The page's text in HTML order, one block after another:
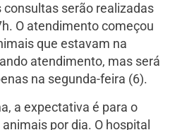
serão realizadas
O atendimento começou
que estavam na
atendimento, mas será
na segunda-feira (6).
a expectativa é para o
por dia. O hospital